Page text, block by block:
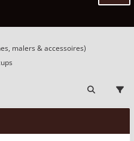
malers & accessoires)